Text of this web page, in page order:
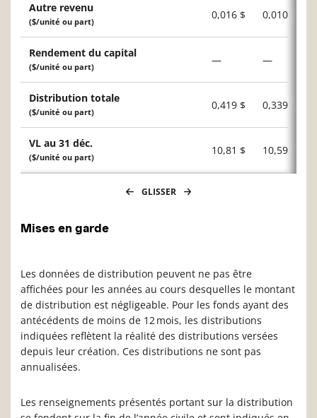
Autre revenu
($/unité ou part)
0,016 $ 0,010 $
Rendement du capital
($/unité ou part)
— —
Distribution totale
($/unité ou part)
0,419 $ 0,339 $
VL au 31 déc.
($/unité ou part)
10,81 $ 10,59 $
GLISSER
Mises en garde
Les données de distribution peuvent ne pas être
affichées pour les années au cours desquelles le montant
de distribution est négligeable. Pour les fonds ayant des
antécédents de moins de 12 mois, les distributions
indiquées reflètent la réalité des distributions versées
depuis leur création. Ces distributions ne sont pas
annualisées.
Les renseignements présentés portant sur la distribution